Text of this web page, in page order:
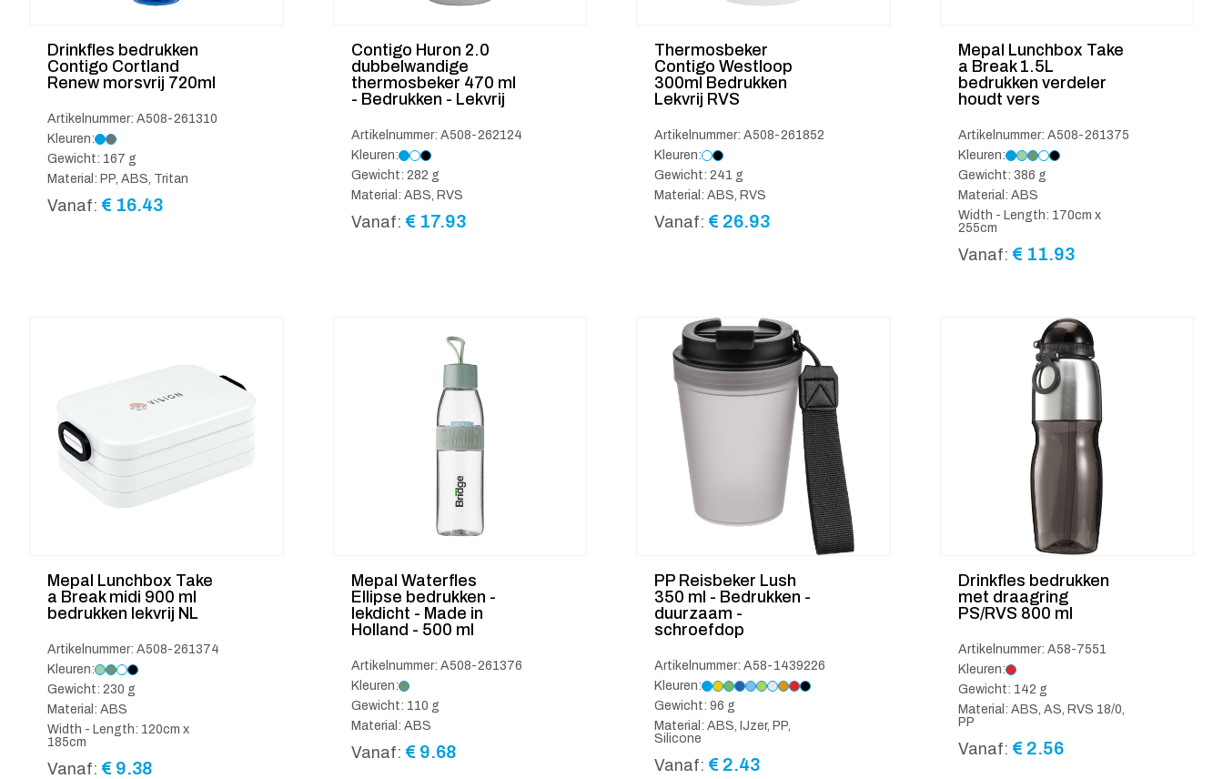
Drinkfles bedrukken
Contigo Cortland
Renew morsvrij 720ml
Artikelnummer: A508-261310
Kleuren:
Gewicht: 167 g
Material: PP, ABS, Tritan
Vanaf: € 16.43
Contigo Huron 2.0
dubbelwandige
thermosbeker 470 ml
- Bedrukken - Lekvrij
Artikelnummer: A508-262124
Kleuren:
Gewicht: 282 g
Material: ABS, RVS
Vanaf: € 17.93
Thermosbeker
Contigo Westloop
300ml Bedrukken
Lekvrij RVS
Artikelnummer: A508-261852
Kleuren:
Gewicht: 241 g
Material: ABS, RVS
Vanaf: € 26.93
Mepal Lunchbox Take
a Break 1.5L
bedrukken verdeler
houdt vers
Artikelnummer: A508-261375
Kleuren:
Gewicht: 386 g
Material: ABS
Width - Length: 170cm x
255cm
Vanaf: € 11.93
Mepal Lunchbox Take
a Break midi 900 ml
bedrukken lekvrij NL
Artikelnummer: A508-261374
Kleuren:
Gewicht: 230 g
Material: ABS
Width - Length: 120cm x
185cm
Vanaf: € 9.38
Mepal Waterfles
Ellipse bedrukken -
lekdicht - Made in
Holland - 500 ml
Artikelnummer: A508-261376
Kleuren:
Gewicht: 110 g
Material: ABS
Vanaf: € 9.68
PP Reisbeker Lush
350 ml - Bedrukken -
duurzaam -
schroefdop
Artikelnummer: A58-1439226
Kleuren:
Gewicht: 96 g
Material: ABS, IJzer, PP,
Silicone
Vanaf: € 2.43
Drinkfles bedrukken
met draagring
PS/RVS 800 ml
Artikelnummer: A58-7551
Kleuren:
Gewicht: 142 g
Material: ABS, AS, RVS 18/0,
PP
Vanaf: € 2.56